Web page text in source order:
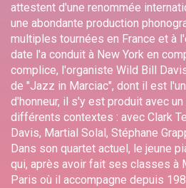
attestent d'une renommée
une abondante production
multiples tournées en France et à
date l'a conduit à New York en
complice, l'organiste Wild Bill
de "Jazz in Marciac", dont il est
d'honneur, il s'y est produit avec
différents contextes : avec Clark
Davis, Martial Solal, Stéphane
Dans son quartet actuel, le jeune
qui, après avoir fait ses classes à
Paris où il accompagne depuis